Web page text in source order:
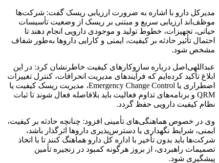
مدیرکل دارو با اشاره به ضرورت ارزیابی ریسک گفت: شرکت‌ها
موظف‌اند ارزیابی سریع و مبتنی بر ریسک از وضعیت تأسیسات
حیاتی، تجهیزات، خطوط تولید و موجودی دارویی انجام دهند تا
احتمال تأثیر حادثه بر کیفیت، ایمنی و کارایی داروها به‌طور شفاف
مشخص شود.
عبداللهی‌اصل درباره سازوکارهای کیفیت خاطرنشان کرد: در این
ابلاغ تأکید کرده‌ایم که فرآیندهای مدیریت انحرافات، کنترل تغییرات
اضطراری یا Emergency Change Control، مدیریت ریسک کیفیت یا
QRM و برنامه‌های تداوم فعالیت باید بلافاصله فعال شوند تا ثبات
نظام کیفیت دارویی حفظ گردد.
وی در خصوص هماهنگی‌های تأمینی افزود: چنانچه حادثه بر کیفیت،
ایمنی، شرایط نگهداری یا دسترس‌پذیری داروها اثرگذار باشد،
شرکت‌ها باید بدون تأخیر با اداره کل دارو هماهنگ کنند تا با اتخاذ
تصمیمات راهبردی، از بروز هرگونه کمبود در زنجیره تأمین
پیشگیری شود.